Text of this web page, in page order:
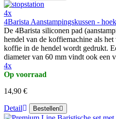
4x
4Barista Aanstampingskussen - hoek
De 4Barista siliconen pad
hendel van de koffiemachine als
koffie in de hendel wordt gedrukt.
diameter van 60 mm vindt ook een
4x
Op voorraad
14,90 €
Detail Bestellen